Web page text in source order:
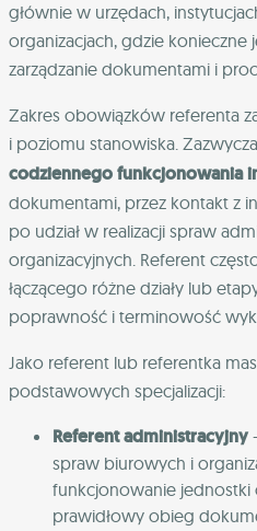
głównie w urzędach,
organizacjach, gdzie
zarządzanie dokumentami i
Zakres obowiązków referenta
i poziomu stanowiska.
codziennego funkcjonowania
dokumentami, przez kontakt z
po udział w realizacji spraw
organizacyjnych. Referent
łączącego różne działy lub
poprawność i terminowość
Jako referent lub referentka
podstawowych specjalizacji:
Referent administracyjny
spraw biurowych i
funkcjonowanie
prawidłowy obieg